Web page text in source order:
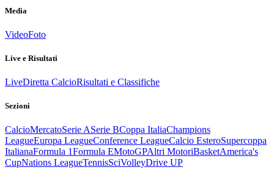
Media
VideoFoto
Live e Risultati
LiveDiretta CalcioRisultati e Classifiche
Sezioni
CalcioMercatoSerie ASerie BCoppa ItaliaChampions
LeagueEuropa LeagueConference LeagueCalcio EsteroSupercoppa
ItalianaFormula 1Formula EMotoGPAltri MotoriBasketAmerica's
CupNations LeagueTennisSciVolleyDrive UP